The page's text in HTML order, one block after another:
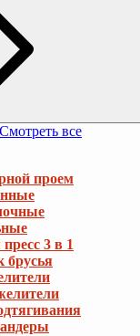
Смотреть все
проем
3 в 1
брусья